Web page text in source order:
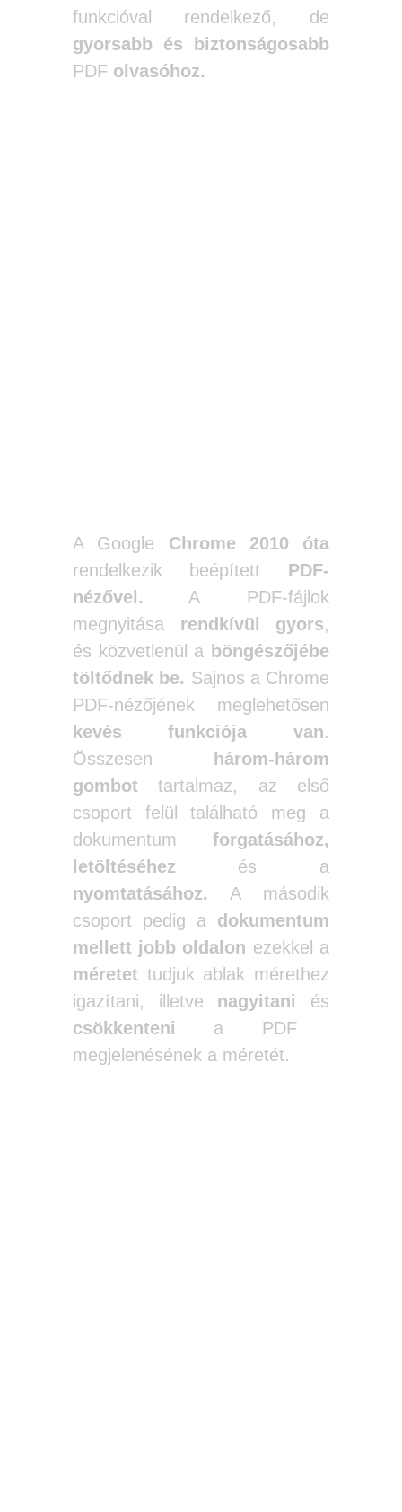
funkcióval rendelkező, de
gyorsabb és biztonságosabb
PDF olvasóhoz.
A Google Chrome 2010 óta
rendelkezik beépített PDF-
nézővel. A PDF-fájlok
megnyitása rendkívül gyors,
és közvetlenül a böngészőjébe
töltődnek be. Sajnos a Chrome
PDF-nézőjének meglehetősen
kevés funkciója van.
Összesen három-három
gombottartalmaz, az első
csoport felül található meg a
dokumentumforgatásához,
letöltéséhez és a
nyomtatásához. A második
csoport pedig a dokumentum
mellett jobb oldalon ezekkel a
méretettudjuk ablak mérethez
igazítani, illetve nagyitani
és
csökkenteni a PDF
megjelenésének a méretét.